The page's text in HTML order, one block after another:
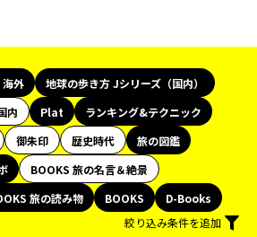
海外
地球の歩き方 Jシリーズ（国内）
内 Plat
ランキング&テクニック
御朱印 歴史時代
旅の図鑑
BOOKS 旅の名言＆絶景
旅の読み物 BOOKS
D-Books
絞り込み条件を追加